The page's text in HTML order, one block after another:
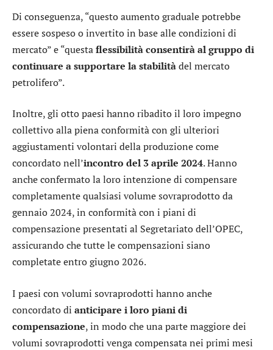
Di conseguenza, “questo aumento graduale potrebbe
essere sospeso o invertito in base alle condizioni di
mercato” e “questaflessibilità consentirà al gruppo di
continuare a supportare la stabilitàdel mercato
petrolifero”.
Inoltre, gli otto paesi hanno ribadito il loro impegno
collettivo alla piena conformità con gli ulteriori
aggiustamenti volontari della produzione come
concordato nell’incontro del 3 aprile 2024. Hanno
anche confermato la loro intenzione di compensare
completamente qualsiasi volume sovraprodotto da
gennaio 2024, in conformità con i piani di
compensazione presentati al Segretariato dell’OPEC,
assicurando che tutte le compensazioni siano
completate entro giugno 2026.
I paesi con volumi sovraprodotti hanno anche
concordato di anticipare i loro piani di
compensazione, in modo che una parte maggiore dei
volumi sovraprodotti venga compensata nei primi mesi